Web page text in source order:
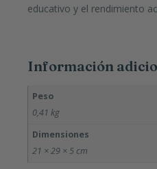
educativo y el rendimiento
Información
Peso
0,41 kg
Dimensiones
21 × 29 × 5 cm